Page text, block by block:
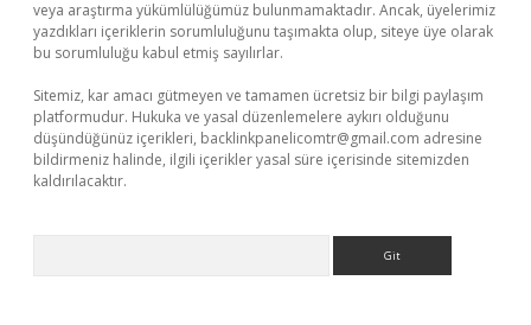
veya araştırma yükümlülüğümüz bulunmamaktadır. Ancak, üyelerimiz
yazdıkları içeriklerin sorumluluğunu taşımakta olup, siteye üye olarak
bu sorumluluğu kabul etmiş sayılırlar.
Sitemiz, kar amacı gütmeyen ve tamamen ücretsiz bir bilgi paylaşım
platformudur. Hukuka ve yasal düzenlemelere aykırı olduğunu
düşündüğünüz içerikleri, backlinkpanelicomtr@gmail.com adresine
bildirmeniz halinde, ilgili içerikler yasal süre içerisinde sitemizden
kaldırılacaktır.